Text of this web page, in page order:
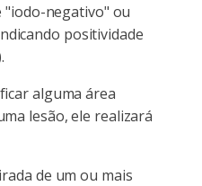
"iodo-negativo" ou
positividade
alguma área
lesão, ele realizará
de um ou mais